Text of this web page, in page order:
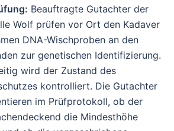
Beauftragte Gutachter der
Wolf prüfen vor Ort den Kadaver
DNA-Wischproben an den
zur genetischen Identifizierung.
wird der Zustand des
kontrolliert. Die Gutachter
im Prüfprotokoll, ob der
die Mindesthöhe